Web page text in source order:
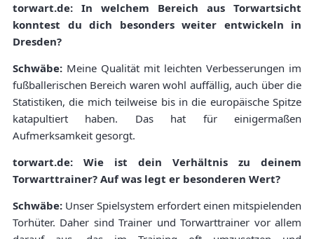
torwart.de: In welchem Bereich aus Torwartsicht
konntest du dich besonders weiter entwickeln in
Dresden?
Schwäbe: Meine Qualität mit leichten Verbesserungen im
fußballerischen Bereich waren wohl auffällig, auch über die
Statistiken, die mich teilweise bis in die europäische Spitze
katapultiert haben. Das hat für einigermaßen
Aufmerksamkeit gesorgt.
torwart.de: Wie ist dein Verhältnis zu deinem
Torwarttrainer? Auf was legt er besonderen Wert?
Schwäbe: Unser Spielsystem erfordert einen mitspielenden
Torhüter. Daher sind Trainer und Torwarttrainer vor allem